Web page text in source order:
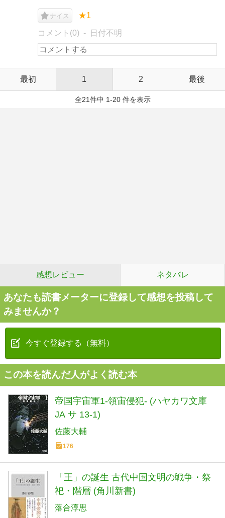
ナイス ★1
コメント(0) 日付不明
最初 1 2 最後
全21件中 1-20 件を表示
感想レビュー ネタバレ
あなたも読書メーターに登録して感想を投稿して
みませんか？
今すぐ登録する（無料）
この本を読んだ人がよく読む本
帝国宇宙軍1-領宙侵犯- (ハヤカワ文庫
JA サ 13-1)
佐藤大輔
176
「王」の誕生 古代中国文明の戦争・祭
祀・階層 (角川新書)
落合淳思